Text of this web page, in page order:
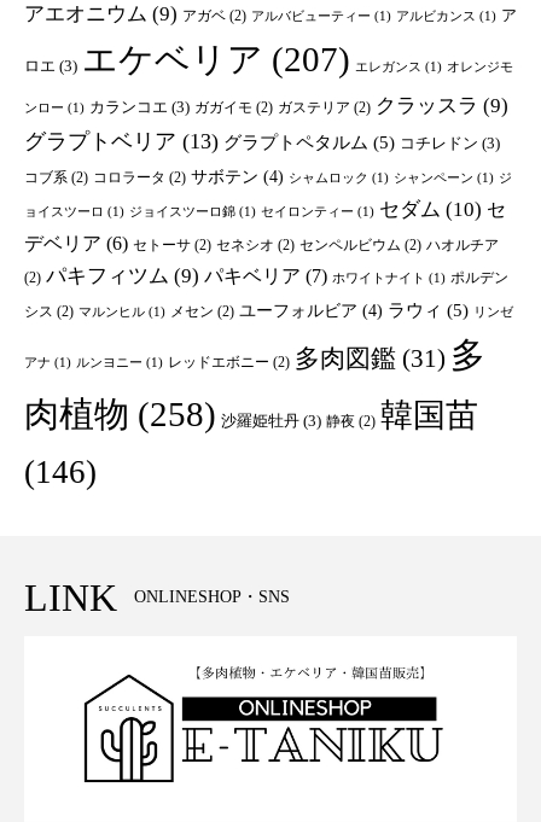
アエオニウム (9) アガベ (2) アルバビューティー (1) アルビカンス (1) ア
ロエ (3) エケベリア (207) エレガンス (1) オレンジモ
ンロー (1) カランコエ (3) ガガイモ (2) ガステリア (2) クラッスラ (9)
グラプトベリア (13) グラプトペタルム (5) コチレドン (3)
コブ系 (2) コロラータ (2) サボテン (4) シャムロック (1) シャンペーン (1) ジ
ョイスツーロ (1) ジョイスツーロ錦 (1) セイロンティー (1) セダム (10) セ
デベリア (6) セトーサ (2) セネシオ (2) センペルビウム (2) ハオルチア
(2) パキフィツム (9) パキベリア (7) ホワイトナイト (1) ポルデン
シス (2) マルンヒル (1) メセン (2) ユーフォルビア (4) ラウィ (5) リンゼ
アナ (1) ルンヨニー (1) レッドエボニー (2) 多肉図鑑 (31) 多
肉植物 (258) 沙羅姫牡丹 (3) 静夜 (2) 韓国苗
(146)
LINK ONLINESHOP・SNS